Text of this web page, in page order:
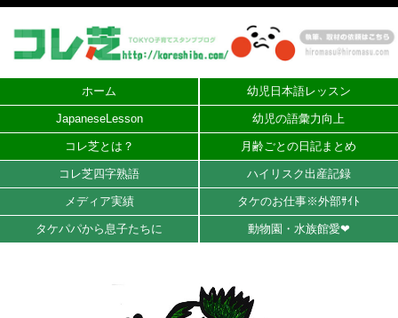
ホーム 幼児日本語レッスン
JapaneseLesson 幼児の語彙力向上
コレ芝とは？ 月齢ごとの日記まとめ
コレ芝四字熟語 ハイリスク出産記録
メディア実績 タケのお仕事※外部ｻｲﾄ
タケパパから息子たちに 動物園・水族館愛❤︎